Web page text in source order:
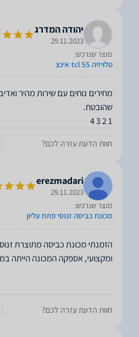
יהודה המדרג
29.11.2023
מוצר שנרכש:
טלויזיה tcl 55 אינצ
מחירים נוחים עם שירות מהיר
1 2 3 4
חוות הדעת עזרה לכם?
erezmadari
29.11.2023
מוצר שנרכש:
מכונת כביסה זנוסי פתח עליון
הזמנתי מכונת כביסה מתוצרת
ומקצועי, אספקה המכונה הייתה
חוות הדעת עזרה לכם?